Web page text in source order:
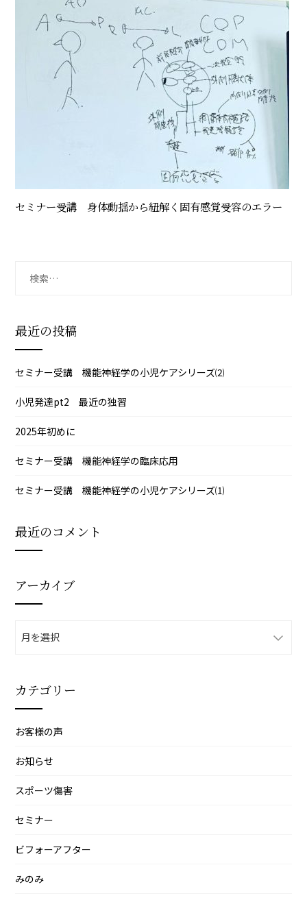
セミナー受講 身体動揺から紐解く固有感覚受容のエラー
最近の投稿
セミナー受講 機能神経学の小児ケアシリーズ⑵
小児発達pt2 最近の独習
2025年初めに
セミナー受講 機能神経学の臨床応用
セミナー受講 機能神経学の小児ケアシリーズ⑴
最近のコメント
アーカイブ
ー
ブ
カテゴリー
お客様の声
お知らせ
スポーツ傷害
セミナー
ビフォーアフター
みのみ